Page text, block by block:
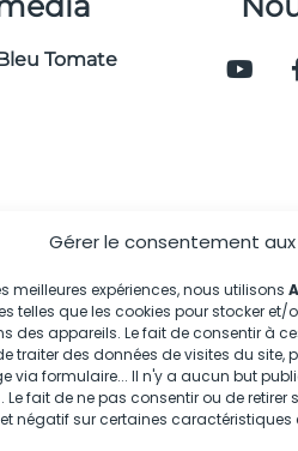
Gérer le consentement
meilleures expériences, nous utilisons
telles que les cookies pour stocker et/
des appareils. Le fait de consentir à
traiter des données de visites du site,
via formulaire... Il n'y a aucun but
Le fait de ne pas consentir ou de retirer
négatif sur certaines caractéristiques
Tomate